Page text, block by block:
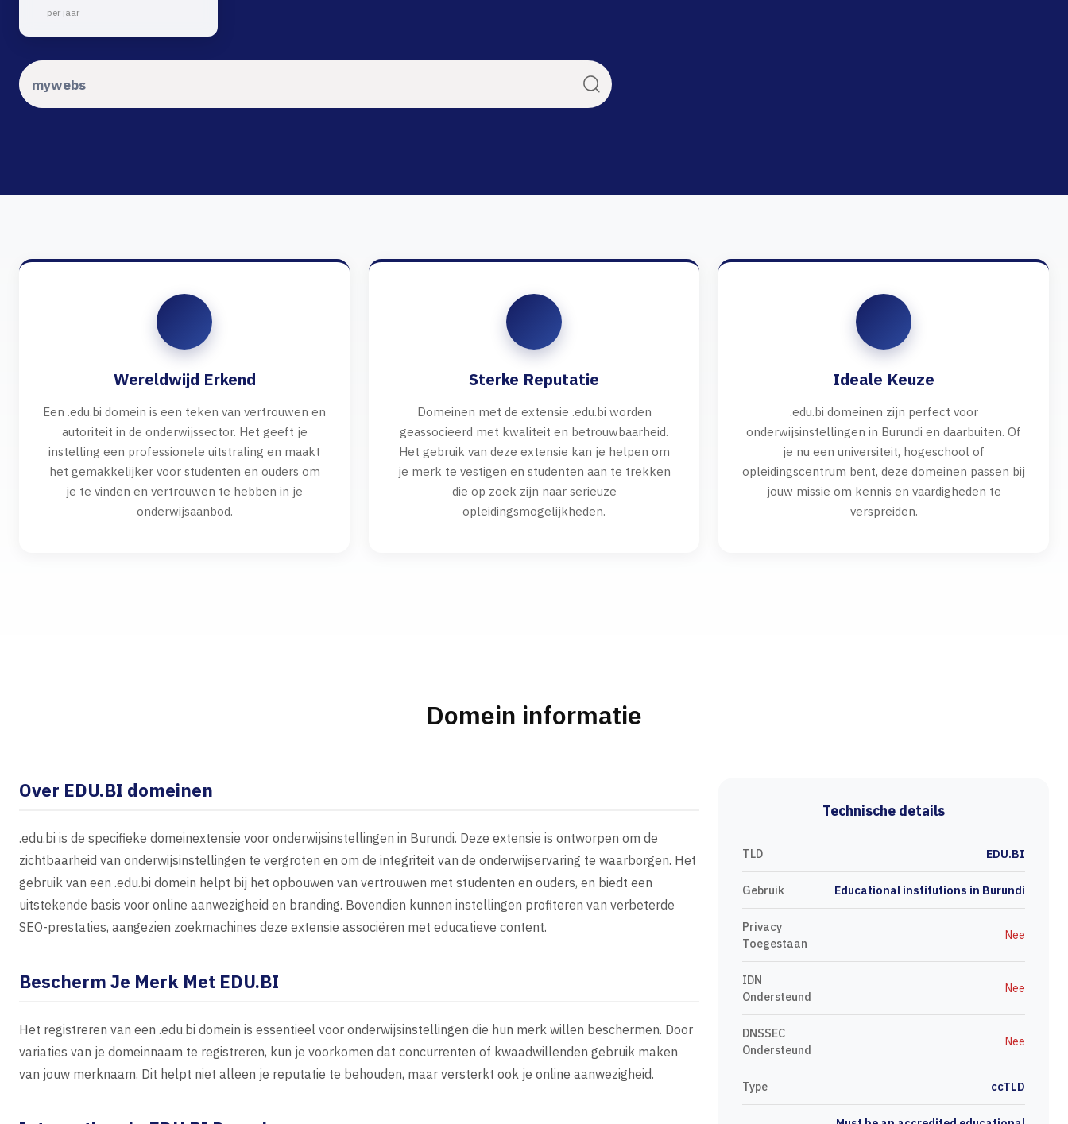
per jaar
Wereldwijd Erkend
Een .edu.bi domein is een teken van vertrouwen en
autoriteit in de onderwijssector. Het geeft je
instelling een professionele uitstraling en maakt
het gemakkelijker voor studenten en ouders om
je te vinden en vertrouwen te hebben in je
onderwijsaanbod.
Sterke Reputatie
Domeinen met de extensie .edu.bi worden
geassocieerd met kwaliteit en betrouwbaarheid.
Het gebruik van deze extensie kan je helpen om
je merk te vestigen en studenten aan te trekken
die op zoek zijn naar serieuze
opleidingsmogelijkheden.
Ideale Keuze
.edu.bi domeinen zijn perfect voor
onderwijsinstellingen in Burundi en daarbuiten. Of
je nu een universiteit, hogeschool of
opleidingscentrum bent, deze domeinen passen bij
jouw missie om kennis en vaardigheden te
verspreiden.
Domein informatie
Over EDU.BI domeinen
.edu.bi is de specifieke domeinextensie voor onderwijsinstellingen in Burundi. Deze extensie is ontworpen om de
zichtbaarheid van onderwijsinstellingen te vergroten en om de integriteit van de onderwijservaring te waarborgen. Het
gebruik van een .edu.bi domein helpt bij het opbouwen van vertrouwen met studenten en ouders, en biedt een
uitstekende basis voor online aanwezigheid en branding. Bovendien kunnen instellingen profiteren van verbeterde
SEO-prestaties, aangezien zoekmachines deze extensie associëren met educatieve content.
Bescherm Je Merk Met EDU.BI
Het registreren van een .edu.bi domein is essentieel voor onderwijsinstellingen die hun merk willen beschermen. Door
variaties van je domeinnaam te registreren, kun je voorkomen dat concurrenten of kwaadwillenden gebruik maken
van jouw merknaam. Dit helpt niet alleen je reputatie te behouden, maar versterkt ook je online aanwezigheid.
Technische details
TLD EDU.BI
Gebruik Educational institutions in Burundi
Privacy
Toegestaan
Nee
IDN
Ondersteund
Nee
DNSSEC
Ondersteund
Nee
Type ccTLD